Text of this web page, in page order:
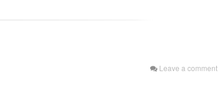
Leave a comment